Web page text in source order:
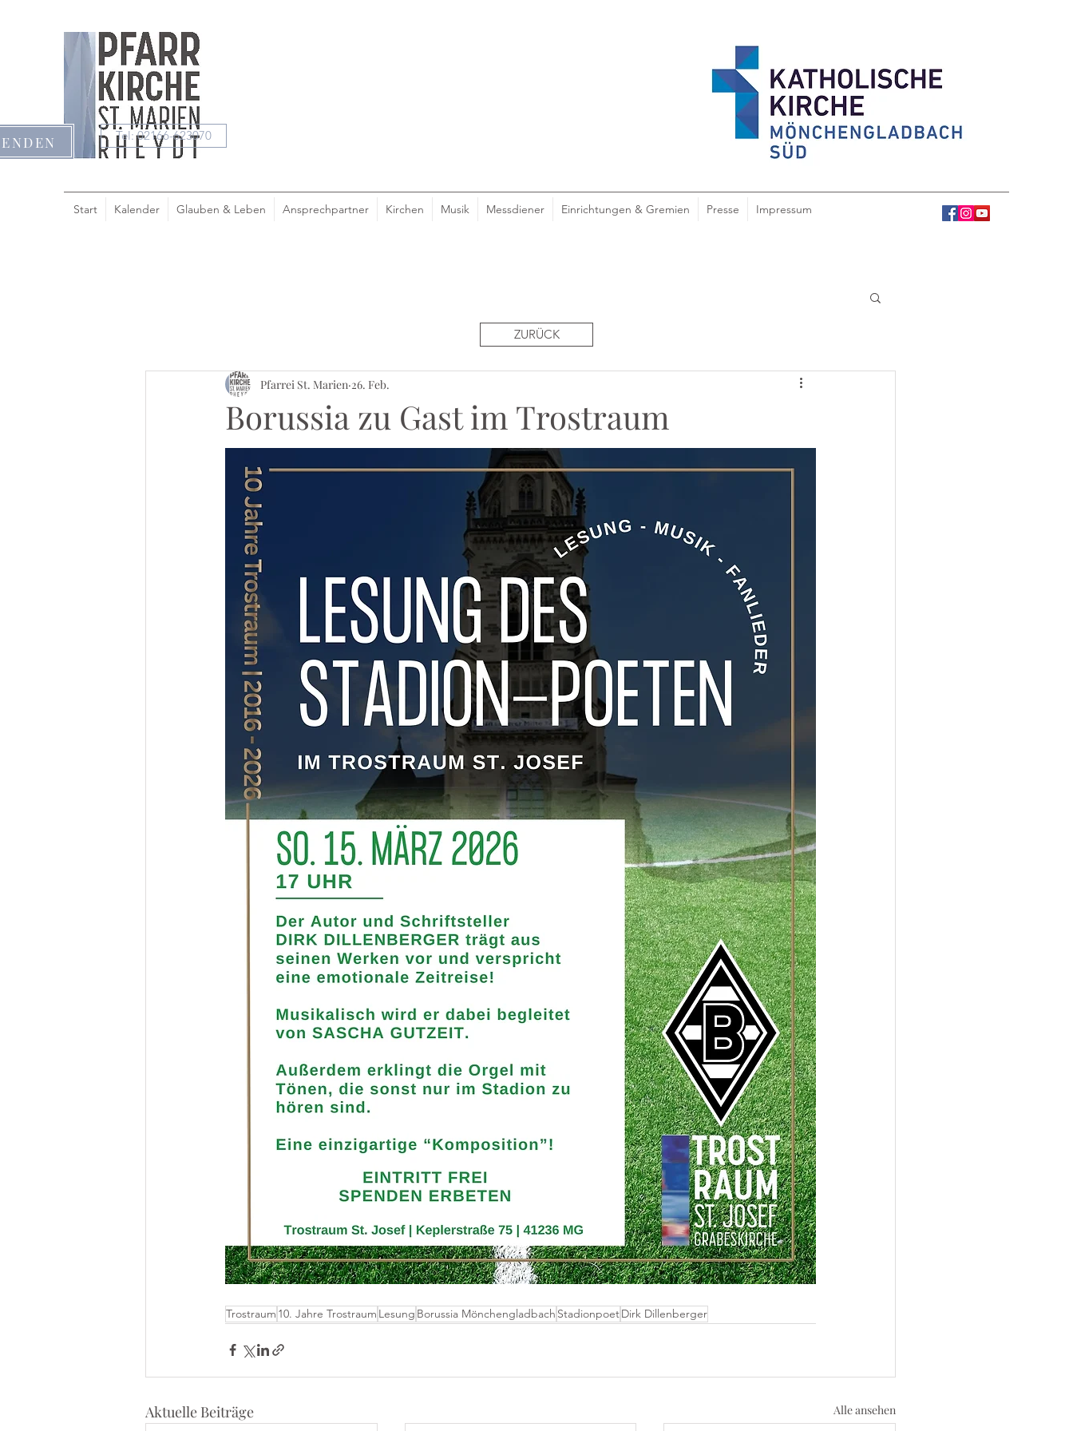
Tel: 02166-623070
Start Kalender Glauben & Leben Ansprechpartner Kirchen Musik Messdiener Einrichtungen & Gremien Presse Impressum
Borussia zu Gast im Trostraum
Pfarrei St. Marien 26. Feb.
Trostraum 10. Jahre Trostraum Lesung Borussia Mönchengladbach StadionpoetDirk Dillenberger
Aktuelle Beiträge Alle ansehen
ZURÜCK